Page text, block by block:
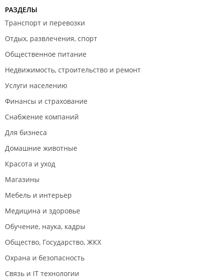
РАЗДЕЛЫ
Транспорт и перевозки
Отдых, развлечения, спорт
Общественное питание
Недвижимость, строительство и ремонт
Услуги населению
Финансы и страхование
Снабжение компаний
Для бизнеса
Домашние животные
Красота и уход
Магазины
Мебель и интерьер
Медицина и здоровье
Обучение, наука, кадры
Общество, Государство, ЖКХ
Охрана и безопасность
Связь и IT технологии